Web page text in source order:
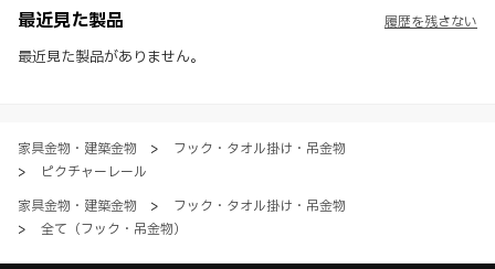
社製品の使用ご検討、又は販売促進目的の利用に限ります。
※ 本WEBサイト製品情報のご利用にあたっては、WEBサイト利用規
約、プライバシーポリシー、製品情報ガイドをご確認いただき、内容の
最近見た製品
最近見た製品がありません。
履歴を残さない
家具金物・建築金物 >
フック・タオル掛け・吊金物
>
ピクチャーレール
家具金物・建築金物
>
フック・タオル掛け・吊金物
>
全て（フック・吊金物）